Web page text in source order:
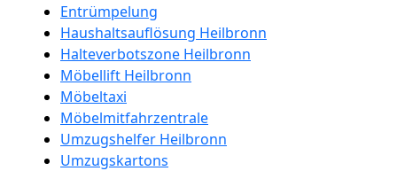
Entrümpelung
Haushaltsauflösung Heilbronn
Halteverbotszone Heilbronn
Möbellift Heilbronn
Möbeltaxi
Möbelmitfahrzentrale
Umzugshelfer Heilbronn
Umzugskartons